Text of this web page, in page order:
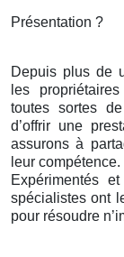
Présentation ?
Depuis plus de
les
toutes sortes
d’offrir une
assurons à
leur compétence.
Expérimentés
spécialistes ont
pour résoudre